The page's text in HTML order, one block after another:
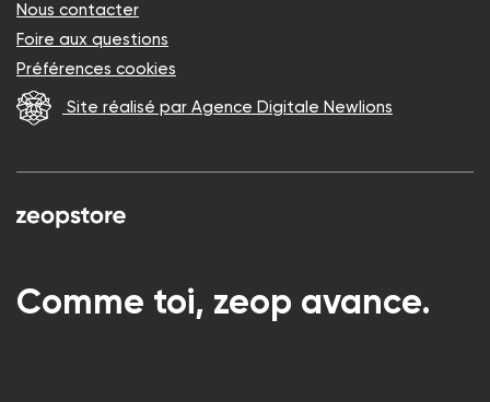
Comme toi, zeop avance.
Nous contacter
Foire aux questions
Préférences cookies
Site réalisé par Agence Digitale Newlions